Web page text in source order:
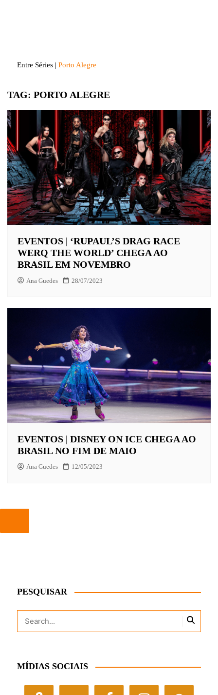
Entre Séries | Porto Alegre
TAG: PORTO ALEGRE
EVENTOS | ‘RUPAUL’S DRAG RACE
WERQ THE WORLD’ CHEGA AO
BRASIL EM NOVEMBRO
Ana Guedes 28/07/2023
EVENTOS | DISNEY ON ICE CHEGA AO
BRASIL NO FIM DE MAIO
Ana Guedes 12/05/2023
PESQUISAR
MÍDIAS SOCIAIS